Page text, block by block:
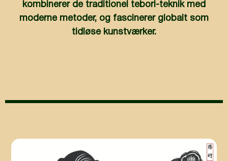
kombinerer de traditionel tebori-teknik med
moderne metoder, og fascinerer globalt som
tidløse kunstværker.